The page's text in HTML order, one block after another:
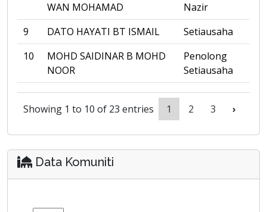
WAN MOHAMAD
Nazir
9
DATO HAYATI BT ISMAIL
Setiausaha
10
MOHD SAIDINAR B MOHD
NOOR
Penolong
Setiausaha
Showing 1 to 10 of 23 entries 1 2 3 ›
Data Komuniti